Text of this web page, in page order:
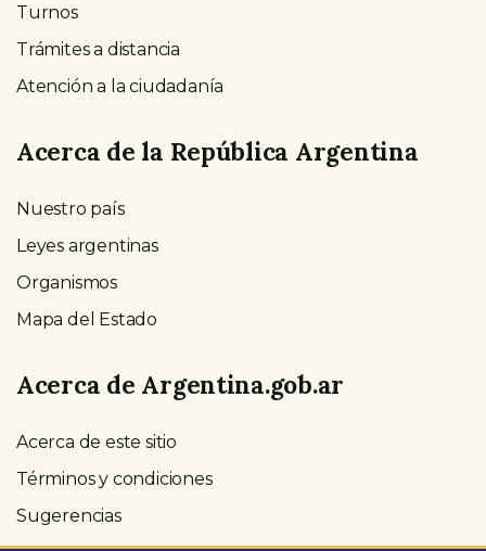
Turnos
Trámites a distancia
Atención a la ciudadanía
Acerca de la República Argentina
Nuestro país
Leyes argentinas
Organismos
Mapa del Estado
Acerca de Argentina.gob.ar
Acerca de este sitio
Términos y condiciones
Sugerencias